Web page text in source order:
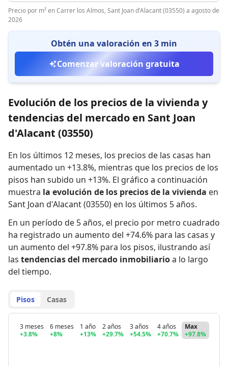
Precio por m² en Carrer los Almos, Sant Joan d'Alacant (03550) a agosto de
2026
Obtén una valoración en 3 min
Comenzar valoración gratuita
Evolución de los precios de la vivienda y
tendencias del mercado en Sant Joan
d'Alacant (03550)
En los últimos 12 meses, los precios de las casas han
aumentado un +13.8%, mientras que los precios de los
pisos han subido un +13%. El gráfico a continuación
muestra la evolución de los precios de la vivienda en
Sant Joan d'Alacant (03550) en los últimos 5 años.
En un período de 5 años, el precio por metro cuadrado
ha registrado un aumento del +74.6% para las casas y
un aumento del +97.8% para los pisos, ilustrando así
las tendencias del mercado inmobiliarioa lo largo
del tiempo.
Pisos Casas
3 meses
+3.8%
6 meses
+8%
1 año
+13%
2 años
+29.7%
3 años
+54.5%
4 años
+70.7%
Max
+97.8%